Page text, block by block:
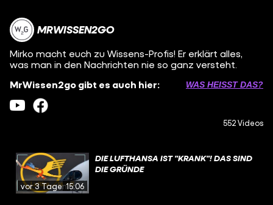
MRWISSEN2GO
Mirko macht euch zu Wissens-Profis! Er erklärt alles,
was man in den Nachrichten nie so ganz versteht.
MrWissen2go gibt es auch hier:
WAS HEISST DAS?
552 Videos
vor 3 Tagen15:06
DIE LUFTHANSA IST "KRANK"! DAS SIND
DIE GRÜNDE